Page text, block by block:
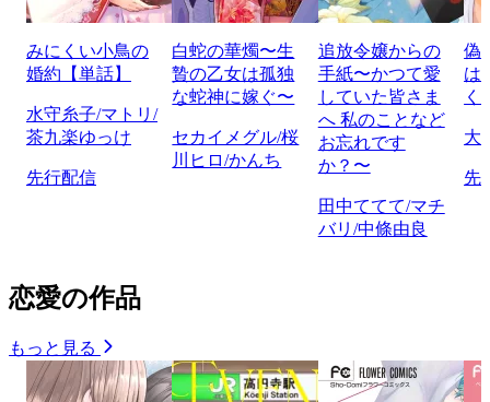
みにくい小鳥の
婚約【単話】
水守糸子/マトリ/
茶九楽ゆっけ
先行配信
白蛇の華燭〜生
贄の乙女は孤独
な蛇神に嫁ぐ〜
セカイメグル/桜
川ヒロ/かんち
追放令嬢からの
手紙〜かつて愛
していた皆さま
へ 私のことなど
お忘れです
か？〜
田中ててて/マチ
バリ/中條由良
偽
は
く
大
先
恋愛の作品
もっと見る